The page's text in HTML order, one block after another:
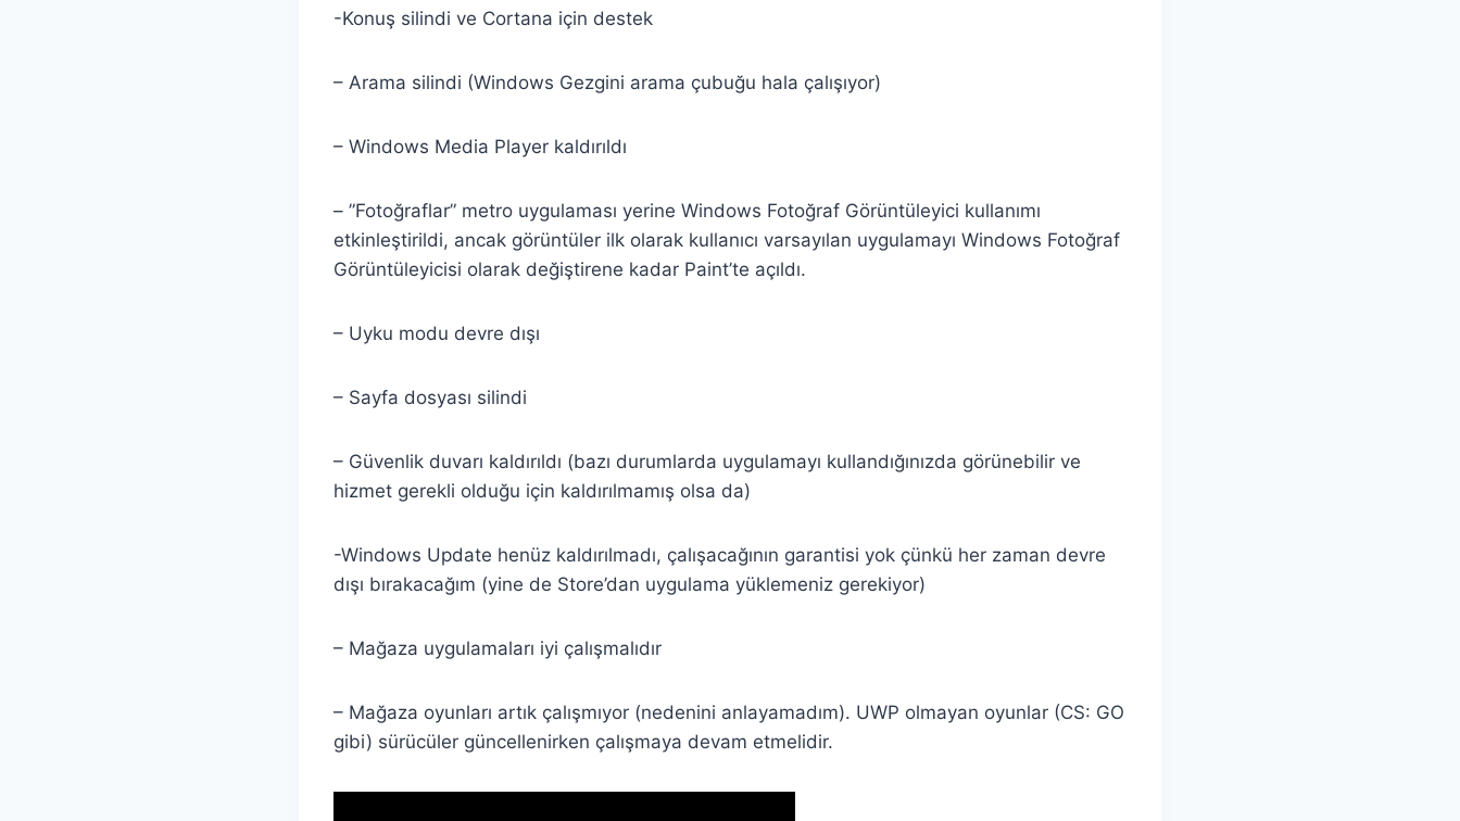
-Konuş silindi ve Cortana için destek
– Arama silindi (Windows Gezgini arama çubuğu hala çalışıyor)
– Windows Media Player kaldırıldı
– ”Fotoğraflar” metro uygulaması yerine Windows Fotoğraf Görüntüleyici kullanımı
etkinleştirildi, ancak görüntüler ilk olarak kullanıcı varsayılan uygulamayı Windows Fotoğraf
Görüntüleyicisi olarak değiştirene kadar Paint’te açıldı.
– Uyku modu devre dışı
– Sayfa dosyası silindi
– Güvenlik duvarı kaldırıldı (bazı durumlarda uygulamayı kullandığınızda görünebilir ve
hizmet gerekli olduğu için kaldırılmamış olsa da)
-Windows Update henüz kaldırılmadı, çalışacağının garantisi yok çünkü her zaman devre
dışı bırakacağım (yine de Store’dan uygulama yüklemeniz gerekiyor)
– Mağaza uygulamaları iyi çalışmalıdır
– Mağaza oyunları artık çalışmıyor (nedenini anlayamadım). UWP olmayan oyunlar (CS: GO
gibi) sürücüler güncellenirken çalışmaya devam etmelidir.